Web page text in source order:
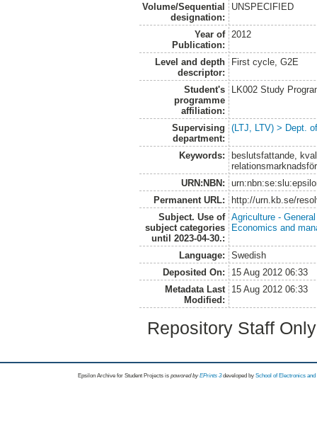
Volume/Sequential
designation:
UNSPECIFIED
Year of
Publication:
2012
Level and depth
descriptor:
First cycle, G2E
Student's
programme
affiliation:
LK002 Study
Supervising
department:
(LTJ, LTV) > Dept.
Keywords:
beslutsfattande,
URN:NBN:
Permanent URL:
http://urn.kb.se/
Subject. Use of
subject categories
until 2023-04-30.:
Agriculture -
Economics and
Language:
Swedish
Deposited On:
15 Aug 2012 06:33
Metadata Last
Modified:
15 Aug 2012 06:33
Repository Staff
Epsilon Archive for Student Projects is powored byEPrints 3 developed by School of Electronics